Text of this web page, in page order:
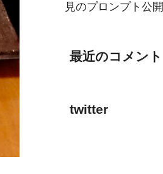
見のプロンプト公開
最近のコメント
twitter